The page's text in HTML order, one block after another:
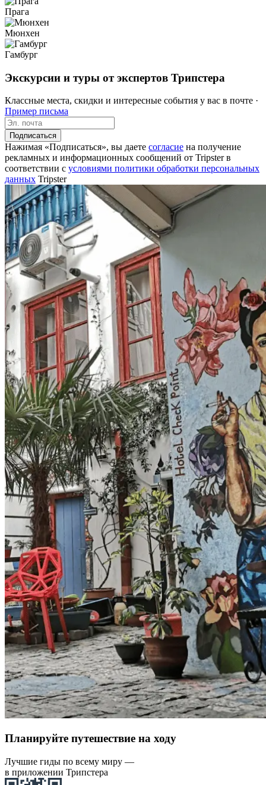
Прага
Мюнхен
Гамбург
Экскурсии и туры от экспертов Трипстера
Классные места, скидки и интересные события у вас в почте ·
Пример письма
Подписаться
Нажимая «Подписаться», вы даете согласие на получение
рекламных и информационных сообщений от Tripster в
соответствии c условиями политики обработки персональных
данных Tripster
Планируйте путешествие на ходу
Лучшие гиды по всему миру —
в приложении Трипстера